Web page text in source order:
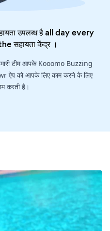
उपलब्ध है all day every
सहायता केंद्र।
टीम आपके Kooomo Buzzing
को आपके लिए काम करने के लिए
करती है।